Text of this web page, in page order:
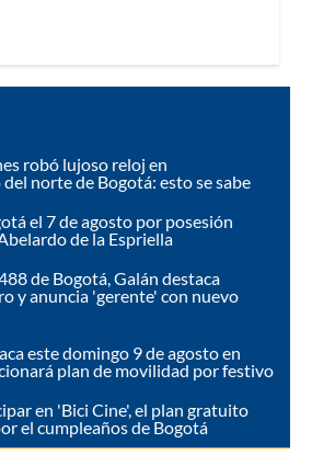
robó lujoso reloj en
norte de Bogotá: esto se sabe
el 7 de agosto por posesión
de la Espriella
de Bogotá, Galán destaca
y anuncia 'gerente' con nuevo
este domingo 9 de agosto en
plan de movilidad por festivo
en 'Bici Cine', el plan gratuito
el cumpleaños de Bogotá